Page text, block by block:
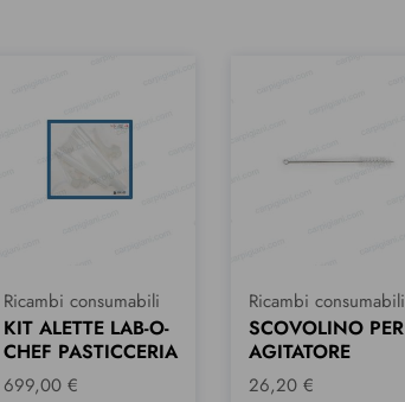
Ricambi consumabili
SCOVOLINO PER
AGITATORE
26,20 €
Ricambi consumabili
KIT ALETTE LAB-O-
CHEF GELATO
895,00 €